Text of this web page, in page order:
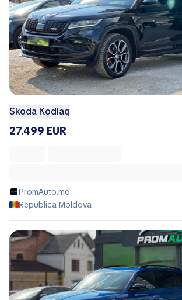
Skoda Kodiaq
27.499 EUR
PromAuto.md
Republica Moldova